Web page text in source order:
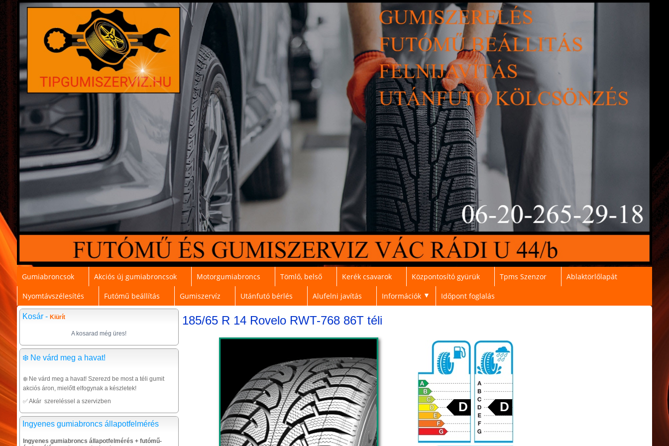
Gumiabroncsok Akciós új gumiabroncsok Motorgumiabroncs Tömlő, belső Kerék csavarok Központosító gyürük Tpms Szenzor Ablaktörlőlapát
Nyomtávszélesítés Futómű beállítás Gumiszervíz Utánfutó bérlés Alufelni javítás Információk ▼ Időpont foglalás
Kosár - Kiürít
A kosarad még üres!
❄️ Ne várd meg a havat!
❄️ Ne várd meg a havat! Szerezd be most a téli gumit
akciós áron, mielőtt elfogynak a készletek!
✅ Akár szereléssel a szervizben
Ingyenes gumiabroncs állapotfelmérés
Ingyenes gumiabroncs állapotfelmérés + futómű-
185/65 R 14 Rovelo RWT-768 86T téli
D D